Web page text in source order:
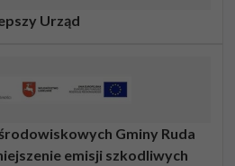
Urząd
Gminy Ruda
emisji szkodliwych